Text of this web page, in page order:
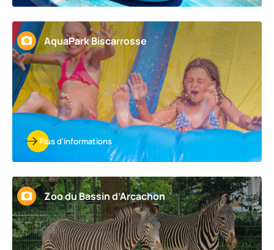
AquaPark Biscarrosse
Plus d'informations
Zoo du Bassin d’Arcachon